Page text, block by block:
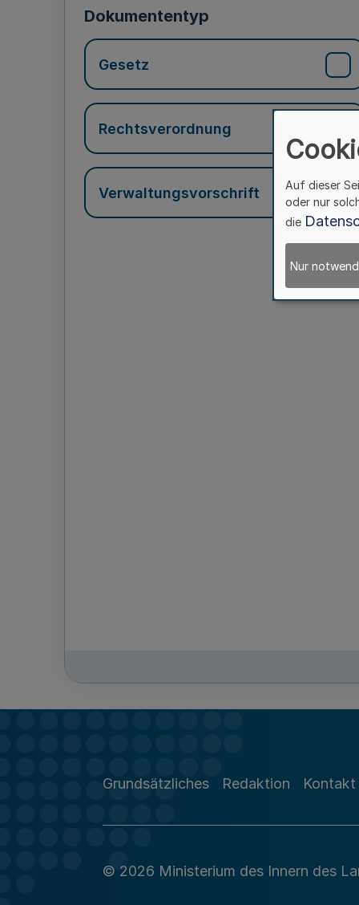
Dokumententyp
Gesetz
Rechtsverordnung
Verwaltungsvorschrift
Grundsätzliches Redaktion Kontakt
© 2026 Ministerium des Innern des
Auf dieser
oder nur
die
Nur